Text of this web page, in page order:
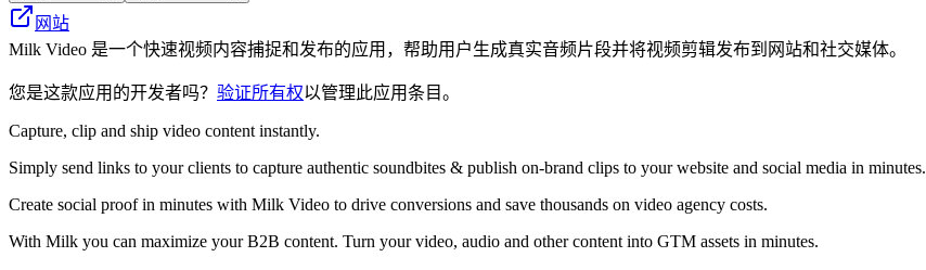
网站
Milk Video 是一个快速视频内容捕捉和发布的应用，帮助用户生成真实音频片段并将视频剪辑发布到网站和社交媒体。
您是这款应用的开发者吗？ 验证所有权以管理此应用条目。
Capture, clip and ship video content instantly.
Simply send links to your clients to capture authentic soundbites & publish on-brand clips to your website and social media in minutes.
Create social proof in minutes with Milk Video to drive conversions and save thousands on video agency costs.
With Milk you can maximize your B2B content. Turn your video, audio and other content into GTM assets in minutes.